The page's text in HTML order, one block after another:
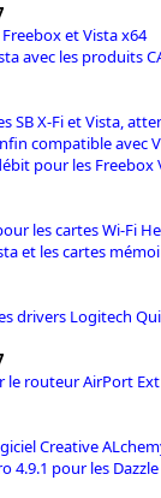
et Vista x64
avec les produits
SB X-Fi et Vista,
compatible avec
pour les Freebox
les cartes Wi-Fi
et les cartes
drivers Logitech
le routeur AirPort
Creative
4.9.1 pour les Dazzle